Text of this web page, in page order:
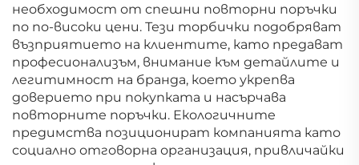
необходимост от спешни повторни поръчки
по по-високи цени. Тези торбички подобряват
възприятието на клиентите, като предават
професионализъм, внимание към детайлите и
легитимност на бранда, което укрепва
доверието при покупката и насърчава
повторните поръчки. Екологичните
предимства позиционират компанията като
социално отговорна организация, привличайки